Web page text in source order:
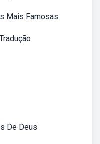
Mais Famosas
De Deus